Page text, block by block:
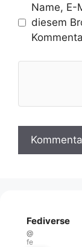
Name, E-
diesem
Fediverse
@
fe